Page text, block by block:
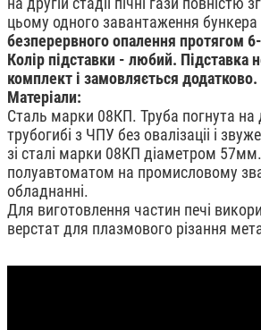
цьому одного завантаження бункера
безперервного опалення протягом
Колір підставки - любий. Підставка
комплект і замовляється додатково.
Матеріали:
Сталь марки 08КП. Труба погнута
трубогибі з ЧПУ без овалізаціі і
зі сталі марки 08КП діаметром
полуавтоматом на промисловому
обладнанні.
Для виготовлення частин печі
верстат для плазмового різання